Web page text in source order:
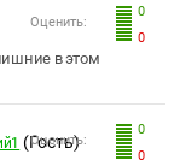
0
0
Оценить:
в этом
0
0
Оценить:
(Гость)